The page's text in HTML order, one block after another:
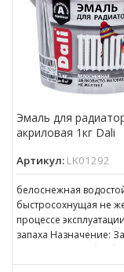
Эмаль для
акриловая 1кг Dali
Артикул: LK01292
белоснежная
быстросохнущая не
процессе
запаха Назначение:
декоративная
металлических